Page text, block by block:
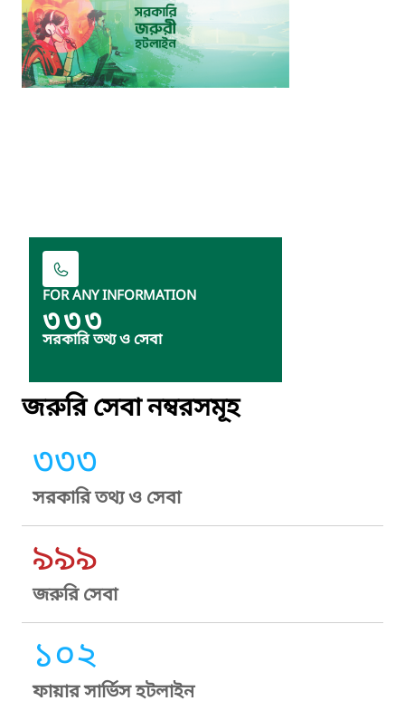
FOR ANY INFORMATION
৩৩৩
সরকারি তথ্য ও সেবা
জরুরি সেবা নম্বরসমূহ
৩৩৩
সরকারি তথ্য ও সেবা
৯৯৯
জরুরি সেবা
১০২
ফায়ার সার্ভিস হটলাইন